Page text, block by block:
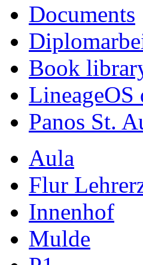
Documents
Book
LineageOS
Panos St.
Aula
Flur
Innenhof
Mulde